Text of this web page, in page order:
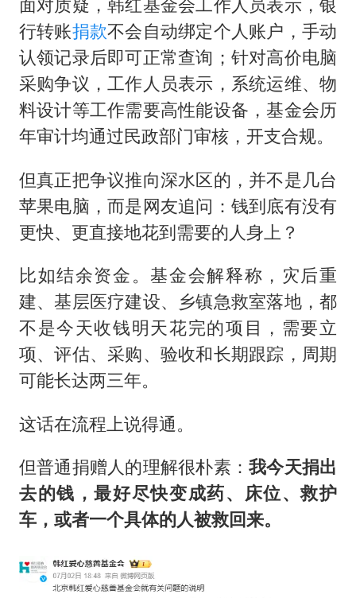
面对质疑，韩红基金会工作人员表示，银
行转账捐款不会自动绑定个人账户，手动
认领记录后即可正常查询；针对高价电脑
采购争议，工作人员表示，系统运维、物
料设计等工作需要高性能设备，基金会历
年审计均通过民政部门审核，开支合规。
但真正把争议推向深水区的，并不是几台
苹果电脑，而是网友追问：钱到底有没有
更快、更直接地花到需要的人身上？
比如结余资金。基金会解释称，灾后重
建、基层医疗建设、乡镇急救室落地，都
不是今天收钱明天花完的项目，需要立
项、评估、采购、验收和长期跟踪，周期
可能长达两三年。
这话在流程上说得通。
但普通捐赠人的理解很朴素：我今天捐出
去的钱，最好尽快变成药、床位、救护
车，或者一个具体的人被救回来。